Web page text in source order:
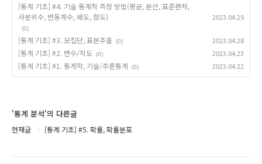
[통계 기초] #4. 기술 통계적 측정 방법(평균, 분산, 표준편차,
사분위수, 변동계수, 왜도, 첨도)
(0)
2023.04.29
[통계 기초] #3. 모집단, 표본추출 (0) 2023.04.28
[통계 기초] #2. 변수/척도 (0) 2023.04.23
[통계 기초] #1. 통계학, 기술/추론통계 (0) 2023.04.22
'통계 분석'의 다른글
현재글 [통계 기초] #5. 확률, 확률분포